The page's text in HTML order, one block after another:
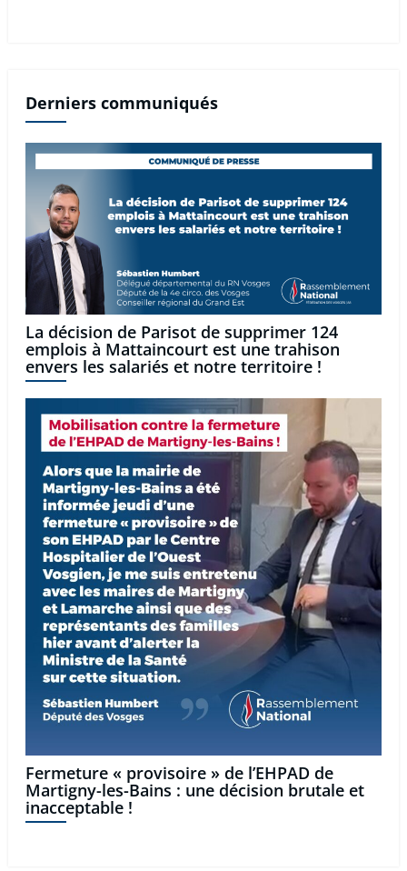
Derniers communiqués
La décision de Parisot de supprimer 124
emplois à Mattaincourt est une trahison
envers les salariés et notre territoire !
Fermeture « provisoire » de l’EHPAD de
Martigny-les-Bains : une décision brutale et
inacceptable !